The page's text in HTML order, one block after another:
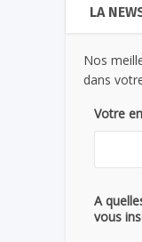
LA
Nos
dans
Votre
A
vous